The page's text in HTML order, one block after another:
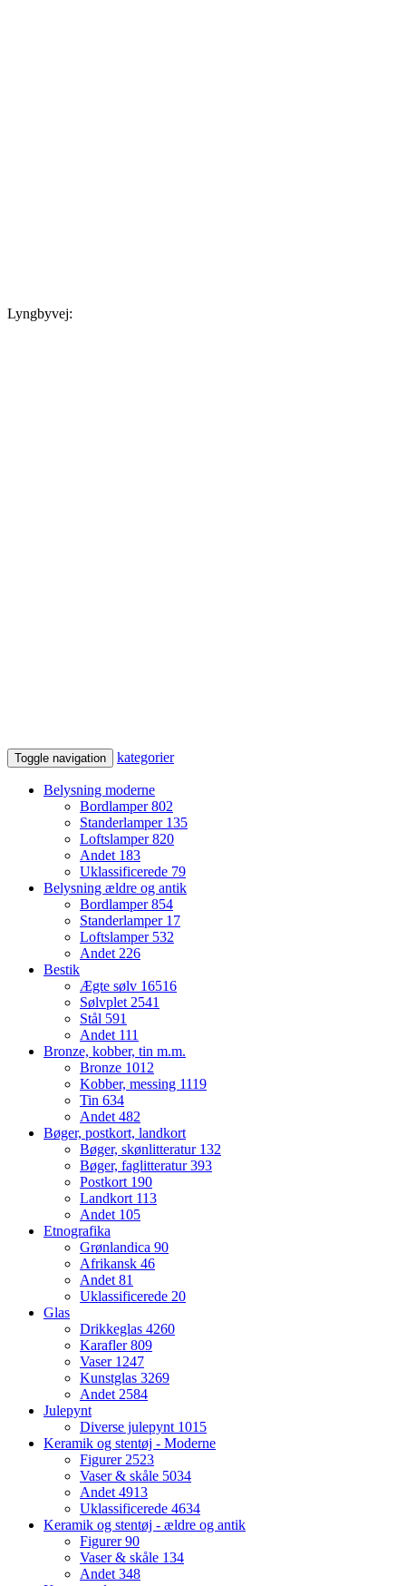
Lyngbyvej:
Toggle navigation kategorier
Belysning moderne
Bordlamper802
Standerlamper 135
Loftslamper820
Andet 183
Uklassificerede 79
Belysning ældre og antik
Bordlamper854
Standerlamper 17
Loftslamper 532
Andet226
Bestik
Ægte sølv 16516
Sølvplet2541
Stål 591
Andet 111
Bronze, kobber, tin m.m.
Bronze 1012
Kobber, messing 1119
Tin 634
Andet482
Bøger, postkort, landkort
Bøger, skønlitteratur 132
Bøger, faglitteratur393
Postkort 190
Landkort 113
Andet 105
Etnografika
Grønlandica 90
Afrikansk 46
Andet81
Uklassificerede 20
Glas
Drikkeglas 4260
Karafler809
Vaser 1247
Kunstglas 3269
Andet2584
Julepynt
Diverse julepynt 1015
Keramik og stentøj - Moderne
Figurer2523
Vaser & skåle 5034
Andet4913
Uklassificerede 4634
Keramik og stentøj - ældre og antik
Figurer90
Vaser & skåle 134
Andet348